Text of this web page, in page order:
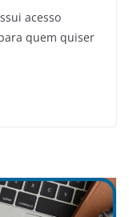
acesso
quem quiser